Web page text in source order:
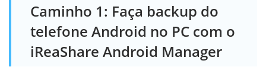
Caminho 1: Faça backup do
telefone Android no PC com o
iReaShare Android Manager